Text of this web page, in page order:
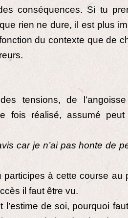
conséquences. Si tu
rien ne dure, il est plus
du contexte que de
tensions, de
fois réalisé, assumé peut
car je n’ai pas honte de
participes à cette course au
il faut être vu.
l’estime de soi, pourquoi